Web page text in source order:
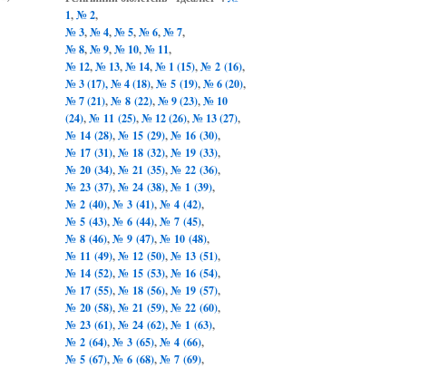
1,№ 2,
№ 3,№ 4,№ 5,№ 6,№ 7,
№ 8,№ 9,№ 10,№ 11,
№ 12,№ 13,№ 14,№ 1 (15),№ 2 (16),
№ 3 (17),№ 4 (18),№ 5 (19),№ 6 (20),
№ 7 (21),№ 8 (22),№ 9 (23),№ 10
(24),№ 11 (25),№ 12 (26),№ 13 (27),
№ 14 (28),№ 15 (29),№ 16 (30),
№ 17 (31),№ 18 (32),№ 19 (33),
№ 20 (34),№ 21 (35),№ 22 (36),
№ 23 (37),№ 24 (38),№ 1 (39),
№ 2 (40),№ 3 (41),№ 4 (42),
№ 5 (43),№ 6 (44),№ 7 (45),
№ 8 (46),№ 9 (47),№ 10 (48),
№ 11 (49),№ 12 (50),№ 13 (51),
№ 14 (52),№ 15 (53),№ 16 (54),
№ 17 (55),№ 18 (56),№ 19 (57),
№ 20 (58),№ 21 (59),№ 22 (60),
№ 23 (61),№ 24 (62),№ 1 (63),
№ 2 (64),№ 3 (65),№ 4 (66),
№ 5 (67),№ 6 (68),№ 7 (69),